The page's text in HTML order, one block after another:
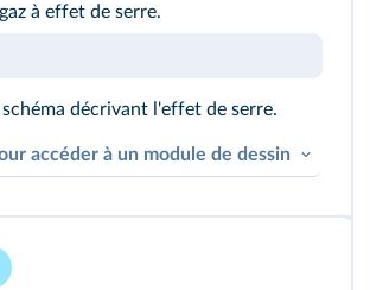
à effet de serre.
schéma décrivant l'effet de serre.
accéder à un module de dessin